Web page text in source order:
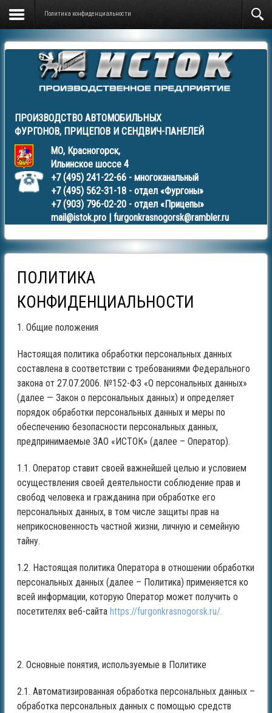
Политика конфиденциальности
ПРОИЗВОДСТВО АВТОМОБИЛЬНЫХ
ФУРГОНОВ, ПРИЦЕПОВ И СЕНДВИЧ-ПАНЕЛЕЙ
МО, Красногорск,
Ильинское шоссе 4
+7 (495) 241-22-66 - многоканальный
+7 (495) 562-31-18 - отдел «Фургоны»
+7 (903) 796-02-20 - отдел «Прицепы»
mail@istok.pro
furgonkrasnogorsk@rambler.ru
ПОЛИТИКА
КОНФИДЕНЦИАЛЬНОСТИ
1. Общие положения
Настоящая политика обработки персональных данных
составлена в соответствии с требованиями Федерального
закона от 27.07.2006. №152-ФЗ «О персональных данных»
(далее — Закон о персональных данных) и определяет
порядок обработки персональных данных и меры по
обеспечению безопасности персональных данных,
предпринимаемые ЗАО «ИСТОК» (далее – Оператор).
1.1. Оператор ставит своей важнейшей целью и условием
осуществления своей деятельности соблюдение прав и
свобод человека и гражданина при обработке его
персональных данных, в том числе защиты прав на
неприкосновенность частной жизни, личную и семейную
тайну.
1.2. Настоящая политика Оператора в отношении обработки
персональных данных (далее – Политика) применяется ко
всей информации, которую Оператор может получить о
посетителях веб-сайта https://furgonkrasnogorsk.ru/.
2. Основные понятия, используемые в Политике
2.1. Автоматизированная обработка персональных данных –
обработка персональных данных с помощью средств